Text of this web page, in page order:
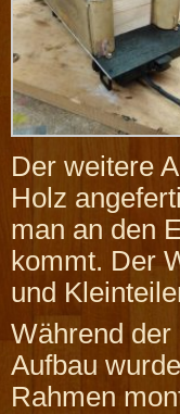
Der weitere
Holz
man an den
kommt. Der
und
Während
Aufbau
Rahmen